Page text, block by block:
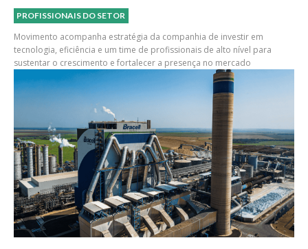
PROFISSIONAIS DO SETOR
Movimento acompanha estratégia da companhia de investir em
tecnologia, eficiência e um time de profissionais de alto nível para
sustentar o crescimento e fortalecer a presença no mercado